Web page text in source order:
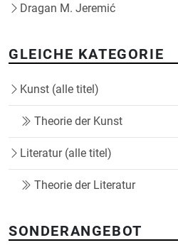
Dragan M. Jeremić
GLEICHE KATEGORIE
Kunst (alle titel)
Theorie der Kunst
Literatur (alle titel)
Theorie der Literatur
SONDERANGEBOT